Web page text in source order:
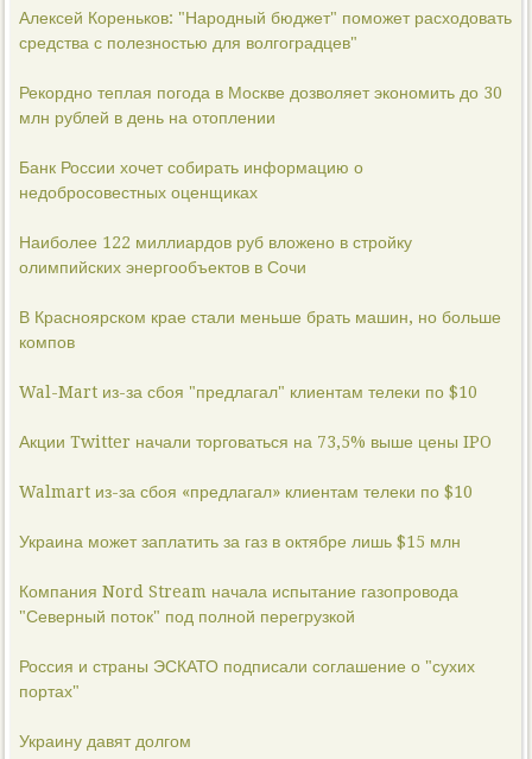
Алексей Кореньков: "Народный бюджет" поможет расходовать
средства с полезностью для волгоградцев"
Рекордно теплая погода в Москве дозволяет экономить до 30
млн рублей в день на отоплении
Банк России хочет собирать информацию о
недобросовестных оценщиках
Наиболее 122 миллиардов руб вложено в стройку
олимпийских энергообъектов в Сочи
В Красноярском крае стали меньше брать машин, но больше
компов
Wal-Mart из-за сбоя "предлагал" клиентам телеки по $10
Акции Twitter начали торговаться на 73,5% выше цены IPO
Walmart из-за сбоя «предлагал» клиентам телеки по $10
Украина может заплатить за газ в октябре лишь $15 млн
Компания Nord Stream начала испытание газопровода
"Северный поток" под полной перегрузкой
Россия и страны ЭСКАТО подписали соглашение о "сухих
портах"
Украину давят долгом